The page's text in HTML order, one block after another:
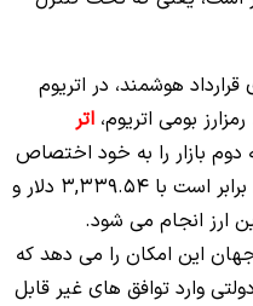
هوشمند، در اتریوم
بومی اتریوم، اتر
دوم بازار را به خود اختصاص
برابر است با 3,339.54 دلار و
ارز انجام می شود.
این امکان را می دهد که
وارد توافق های غیر قابل